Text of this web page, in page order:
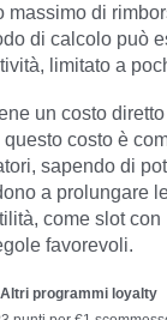
massimo di
di calcolo può
limitato a
un costo
costo è
sapendo di
a prolungare
come slot con
favorevoli.
Altri programmi loyalty